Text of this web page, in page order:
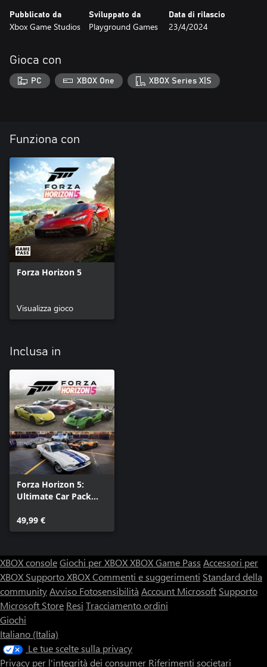
Pubblicato da
Xbox Game Studios
Sviluppato da
Playground Games
Data di rilascio
23/4/2024
Gioca con
PC XBOX One XBOX Series X|S
Funziona con
Forza Horizon 5
Visualizza gioco
Inclusa in
Forza Horizon 5:
Ultimate Car Pack
49,99 €
XBOX consoleGiochi per XBOXXBOX Game Pass Accessori per
XBOX Supporto XBOXCommenti e suggerimenti Standard della
communityAvviso Fotosensibilità Account Microsoft Supporto
Microsoft Store Resi Tracciamento ordini
Giochi
Italiano (Italia)
Le tue scelte sulla privacy
Privacy per l'integrità dei consumer Riferimenti societari